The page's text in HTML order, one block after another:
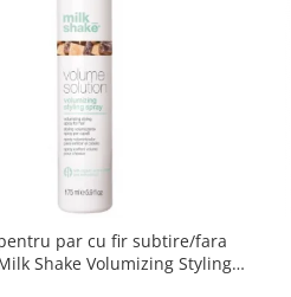
par cu fir subtire/fara